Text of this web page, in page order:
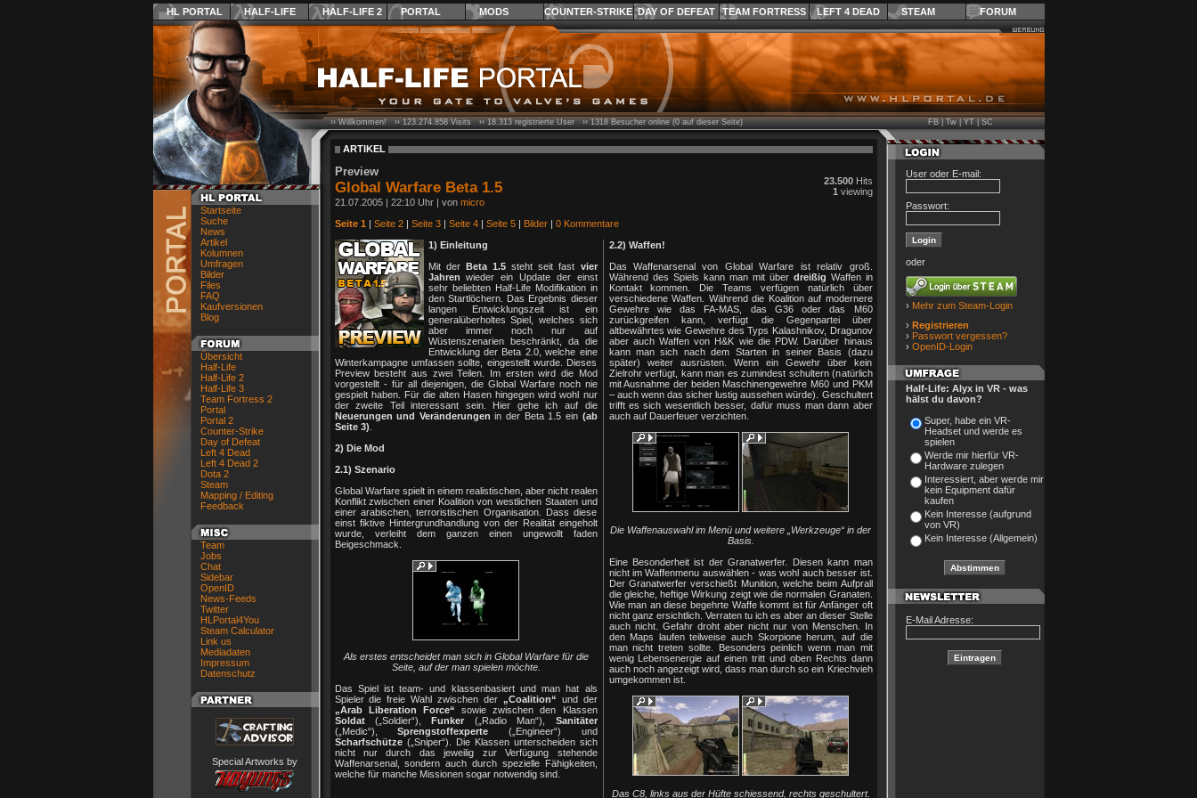
HL PORTAL HALF-LIFE HALF-LIFE 2 PORTAL MODS COUNTER-STRIKE DAY OF DEFEAT TEAM FORTRESS LEFT 4 DEAD STEAM FORUM
Startseite
Suche
News
Artikel
Kolumnen
Umfragen
Bilder
Files
FAQ
Kaufversionen
Blog
Übersicht
Half-Life
Half-Life 2
Half-Life 3
Team Fortress 2
Portal
Portal 2
Counter-Strike
Day of Defeat
Left 4 Dead
Left 4 Dead 2
Dota 2
Steam
Mapping / Editing
Feedback
Team
Jobs
Chat
Sidebar
OpenID
News-Feeds
Twitter
HLPortal4You
Steam Calculator
Link us
Mediadaten
Impressum
Datenschutz
Special Artworks by
›› Willkommen! ››123.274.858Visits ››18.313registrierte User ››1318Besucher online (0 auf dieser Seite)
ARTIKEL
Preview
Global Warfare Beta 1.5
21.07.2005 | 22:10 Uhr | von micro
23.500Hits
1 viewing
Seite 1 | Seite 2| Seite 3| Seite 4| Seite 5| Bilder| 0 Kommentare
1) Einleitung
Mit der Beta 1.5steht seit fast vier
Jahren wieder ein Update der einst
sehr beliebten Half-Life Modifikation in
den Startlöchern. Das Ergebnis dieser
langen Entwicklungszeit ist ein
generalüberholtes Spiel, welches sich
aber immer noch nur auf
Wüstenszenarien beschränkt, da die
Entwicklung der Beta 2.0, welche eine
Winterkampagne umfassen sollte, eingestellt wurde. Dieses
Preview besteht aus zwei Teilen. Im ersten wird die Mod
vorgestellt - für all diejenigen, die Global Warfare noch nie
gespielt haben. Für die alten Hasen hingegen wird wohl nur
der zweite Teil interessant sein. Hier gehe ich auf die
Neuerungen und Veränderungen in der Beta 1.5 ein (ab
Seite 3)
2) Die Mod
2.1) Szenario
Global Warfare spielt in einem realistischen, aber nicht realen
Konflikt zwischen einer Koalition von westlichen Staaten und
einer arabischen, terroristischen Organisation. Dass diese
einst fiktive Hintergrundhandlung von der Realität eingeholt
wurde, verleiht dem ganzen einen ungewollt faden
Beigeschmack.
Als erstes entscheidet man sich in Global Warfare für die
Seite, auf der man spielen möchte.
Das Spiel ist team- und klassenbasiert und man hat als
Spieler die freie Wahl zwischen der „Coalition“ und der
„Arab Liberation Force“ sowie zwischen den Klassen
Soldat(„Soldier“),Funker („Radio Man“), Sanitäter
(„Medic“),Sprengstoffexperte („Engineer“) und
Scharfschütze(„Sniper“). Die Klassen unterscheiden sich
nicht nur durch das jeweilig zur Verfügung stehende
Waffenarsenal, sondern auch durch spezielle Fähigkeiten,
welche für manche Missionen sogar notwendig sind.
2.2) Waffen!
Das Waffenarsenal von Global Warfare ist relativ groß.
Während des Spiels kann man mit über dreißig Waffen in
Kontakt kommen. Die Teams verfügen natürlich über
verschiedene Waffen. Während die Koalition auf modernere
Gewehre wie das FA-MAS, das G36 oder das M60
zurückgreifen kann, verfügt die Gegenpartei über
altbewährtes wie Gewehre des Typs Kalashnikov, Dragunov
aber auch Waffen von H&K wie die PDW. Darüber hinaus
kann man sich nach dem Starten in seiner Basis (dazu
später) weiter ausrüsten. Wenn ein Gewehr über kein
Zielrohr verfügt, kann man es zumindest schultern (natürlich
mit Ausnahme der beiden Maschinengewehre M60 und PKM
– auch wenn das sicher lustig aussehen würde). Geschultert
trifft es sich wesentlich besser, dafür muss man dann aber
auch auf Dauerfeuer verzichten.
Die Waffenauswahl im Menü und weitere „Werkzeuge“ in der
Basis.
Eine Besonderheit ist der Granatwerfer. Diesen kann man
nicht im Waffenmenu auswählen - was wohl auch besser ist.
Der Granatwerfer verschießt Munition, welche beim Aufprall
die gleiche, heftige Wirkung zeigt wie die normalen Granaten.
Wie man an diese begehrte Waffe kommt ist für Anfänger oft
nicht ganz ersichtlich. Verraten tu ich es aber an dieser Stelle
auch nicht. Gefahr droht aber nicht nur von Menschen. In
den Maps laufen teilweise auch Skorpione herum, auf die
man nicht treten sollte. Besonders peinlich wenn man mit
wenig Lebensenergie auf einen tritt und oben Rechts dann
auch noch angezeigt wird, dass man durch so ein Kriechvieh
umgekommen ist.
Das C8, links aus der Hüfte schiessend, rechts geschultert.
FB|Tw|YT|SC
User oder E-mail:
Passwort:
oder
› Mehr zum Steam-Login
› Registrieren
› Passwort vergessen?
› OpenID-Login
Half-Life: Alyx in VR - was
hälst du davon?
Super, habe ein VR-
Headset und werde es
spielen
Werde mir hierfür VR-
Hardware zulegen
Interessiert, aber werde mir
kein Equipment dafür
kaufen
Kein Interesse (aufgrund
von VR)
Kein Interesse (Allgemein)
E-Mail Adresse: